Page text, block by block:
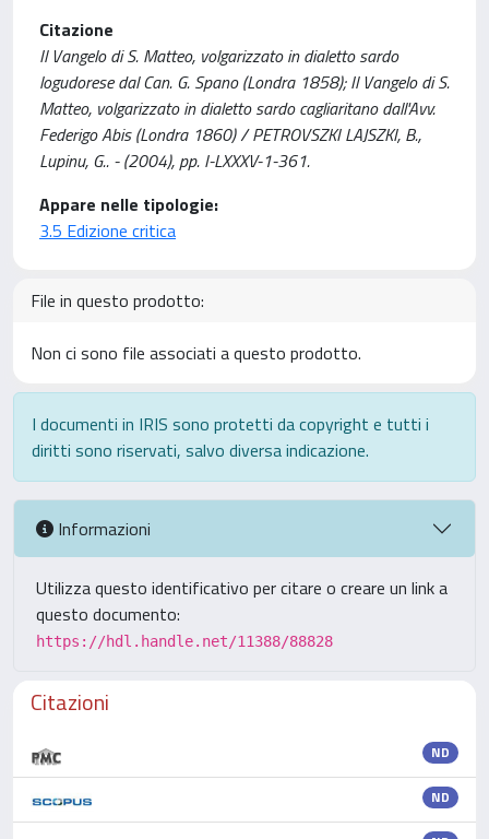
Citazione
Il Vangelo di S. Matteo, volgarizzato in dialetto sardo
logudorese dal Can. G. Spano (Londra 1858); Il Vangelo di S.
Matteo, volgarizzato in dialetto sardo cagliaritano dall'Avv.
Federigo Abis (Londra 1860) / PETROVSZKI LAJSZKI, B.,
Lupinu, G.. - (2004), pp. I-LXXXV-1-361.
Appare nelle tipologie:
3.5 Edizione critica
File in questo prodotto:
Non ci sono file associati a questo prodotto.
I documenti in IRIS sono protetti da copyright e tutti i
diritti sono riservati, salvo diversa indicazione.
Informazioni
Utilizza questo identificativo per citare o creare un link a
questo documento:
https://hdl.handle.net/11388/88828
Citazioni
ND
ND